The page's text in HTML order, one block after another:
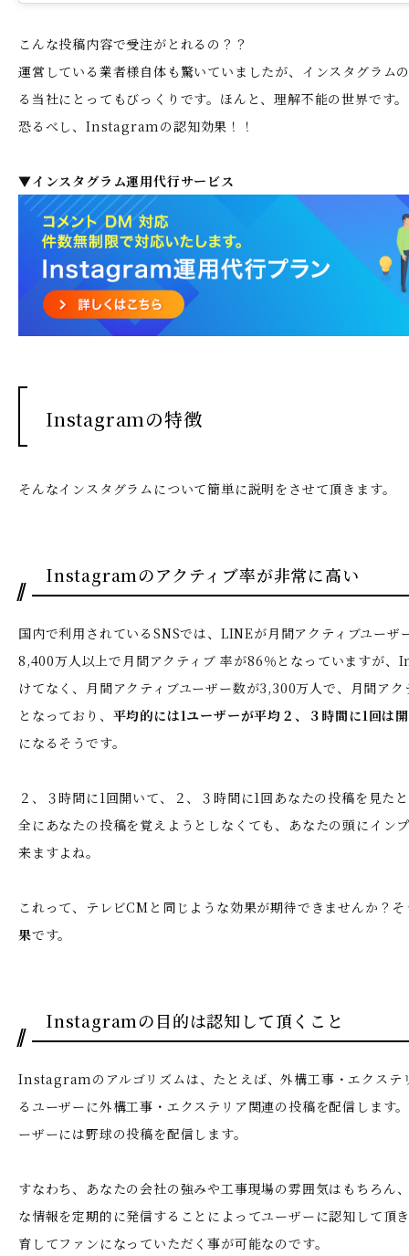
こんな投稿内容で受注がとれるの？？
運営している業者様自体も驚いていましたが、インスタグラム
る当社にとってもびっくりです。ほんと、理解不能の世界です。
恐るべし、Instagramの認知効果！！
▼インスタグラム運用代行サービス
Instagramの特徴
そんなインスタグラムについて簡単に説明をさせて頂きます。
Instagramのアクティブ率が非常に高い
国内で利用されているSNSでは、LINEが月間アクティブユーザ
8,400万人以上で月間アクティブ 率が86％となっていますが
けてなく、月間アクティブユーザー数が3,300万人で、月間ア
となっており、 平均的には1ユーザーが平均２、３時間に1回は
になるそうです。
２、３時間に1回開いて、２、３時間に1回あなたの投稿を見た
全にあなたの投稿を覚えようとしなくても、あなたの頭にイン
来ますよね。
これって、テレビCMと同じような効果が期待できませんか？
果です。
Instagramの目的は認知して頂くこと
Instagramのアルゴリズムは、たとえば、外構工事・エクステ
るユーザーに外構工事・エクステリア関連の投稿を配信します
ーザーには野球の投稿を配信します。
すなわち、あなたの会社の強みや工事現場の雰囲気はもちろん
な情報を定期的に発信することによってユーザーに認知して頂
育してファンになっていただく事が可能なのです。